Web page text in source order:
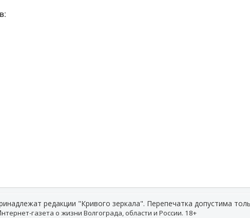
редакции "Кривого зеркала". Перепечатка допустима
нтернет-газета о жизни Волгограда, области и России. 18+